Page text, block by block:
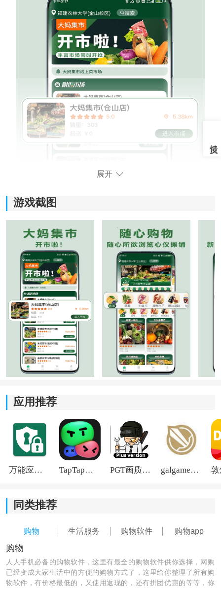
平台核心优势
1、全链路数字化管理：
为入驻商家提供从资质认证、商品上架、活动营销到订
单处理、收益提现的完整线上经营闭环。
2、品质与时效双重保障：
所有上架商品均经过源头品控，并依托高效配送网络，
确保生鲜食材以最佳状态送达用户手中。
深度整合周边菜市场与社区 小店资源，提供基于LBS的店
铺推荐与“在线支付，到店自提”等灵活履约方式。
展开
游戏截图
应用推荐
万能应用隐藏 TapTap国际版2026 PGT画质助手旧版 galgame游戏盒子2026
同类推荐
购物 生活服务 购物软件 购物app
购物
人人手机必备的购物软件，这里有最全的购物软件供你选择，网购
已经变成大家生活中的方便的购物方式了，这里给你整理了所有购
物软件，有价格最低的，又使用返现的，还有拼团优惠的等等，你